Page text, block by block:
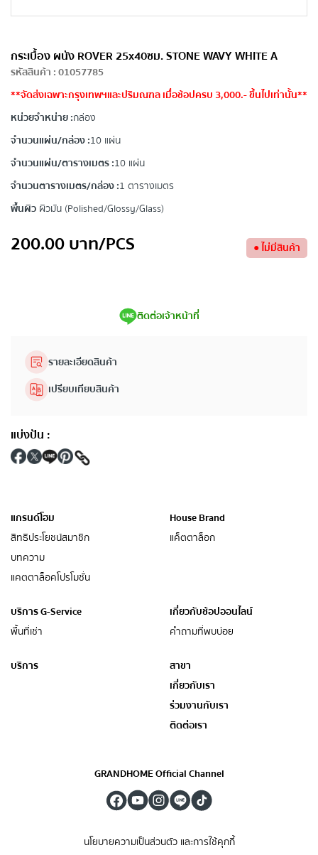
กระเบื้อง ผนัง ROVER 25x40ซม. STONE WAVY WHITE A
รหัสสินค้า :01057785
**จัดส่งเฉพาะกรุงเทพฯและปริมณฑล เมื่อช้อปครบ 3,000.- ขึ้นไปเท่านั้น**
หน่วยจำหน่าย :กล่อง
จำนวนแผ่น/กล่อง :10 แผ่น
จำนวนแผ่น/ตารางเมตร :10 แผ่น
จำนวนตารางเมตร/กล่อง :1 ตารางเมตร
พื้นผิว ผิวมัน (Polished/Glossy/Glass)
200.00บาท/PCS ●ไม่มีสินค้า
ติดต่อเจ้าหน้าที่
รายละเอียดสินค้า
เปรียบเทียบสินค้า
แบ่งปัน :
แกรนด์โฮม
สิทธิประโยชน์สมาชิก
บทความ
แคตตาล็อคโปรโมชั่น
House Brand
แค็ตตาล็อก
บริการ G-Service
พื้นที่เช่า
เกี่ยวกับช้อปออนไลน์
คำถามที่พบบ่อย
บริการ
สาขา
เกี่ยวกับเรา
ร่วมงานกับเรา
ติดต่อเรา
GRANDHOME Official Channel
นโยบายความเป็นส่วนตัว และการใช้คุกกี้